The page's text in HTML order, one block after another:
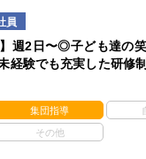
員
】週2日〜◎子ども達の
経験でも充実した研修
集団指導
その他